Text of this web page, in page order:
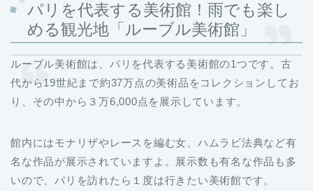
パリを代表する美術館！雨でも楽し
める観光地「ルーブル美術館」
ルーブル美術館は、パリを代表する美術館の1つです。古
代から19世紀まで約37万点の美術品をコレクションしてお
り、その中から３万6,000点を展示しています。
館内にはモナリザやレースを編む女、ハムラビ法典など有
名な作品が展示されていますよ。展示数も有名な作品も多
いので、パリを訪れたら１度は行きたい美術館です。